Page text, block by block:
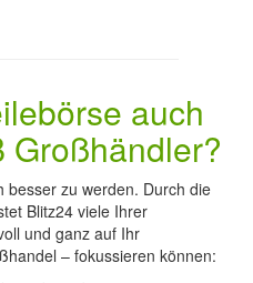
auch
Großhändler?
besser zu werden. Durch die
Blitz24 viele Ihrer
und ganz auf Ihr
– fokussieren können: